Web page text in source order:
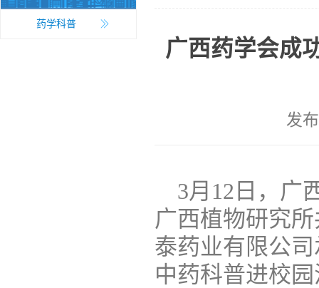
药学科普
广西药学会成
发
3月12日， 广
广西植物研究
泰药业有限公
中药科普进校